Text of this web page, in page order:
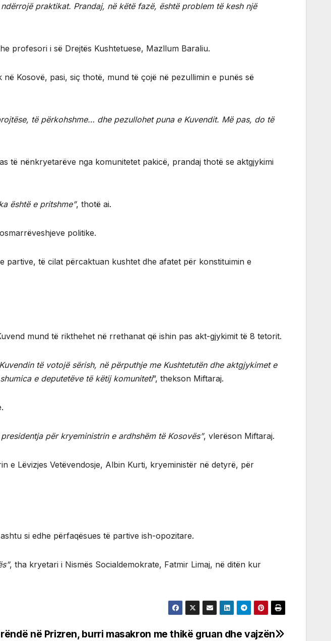
praktikat. Prandaj, në këtë fazë, është problem të kesh një
profesori i së Drejtës Kushtetuese, Mazllum Baraliu.
Kosovë, pasi, siç thotë, mund të çojë në pezullimin e punës së
të përkohshme… dhe pezullohet puna e Kuvendit. Më pas, do të
të nënkryetarëve nga komunitetet pakicë, prandaj thotë se aktgjykimi
është e pritshme”, thotë ai.
politike.
partive, të cilat përcaktuan kushtet dhe afatet për konstituimin e
mund të rikthehet në rrethanat që ishin pas akt-gjykimit të 8 tetorit.
të votojë sërish, në përputhje me Kushtetutën dhe aktgjykimet e
e deputetëve të këtij komuniteti”, thekson Miftaraj.
për kryeministrin e ardhshëm të Kosovës”, vlerëson Miftaraj.
e Lëvizjes Vetëvendosje, Albin Kurti, kryeministër në detyrë, për
si edhe përfaqësues të partive ish-opozitare.
, tha kryetari i Nismës Socialdemokrate, Fatmir Limaj, në ditën kur
rëndë në Prizren, burri masakron me thikë gruan dhe vajzën